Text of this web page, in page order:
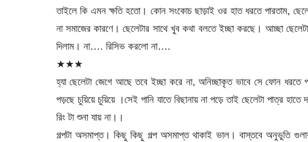
তাইলে কি এমন ক্ষতি হতো। কোন সংকোচ ছাড়াই ওর হাত ধরতে পারতাম,
না সমাজের কারণে। ছেলেটার সাথে খুব কথা বলতে ইচ্ছা করছে। আচ্ছা
দিলাম। না…. রিসিভ করলো না….
★★★
হ্যা ছেলেটা জেগে আছে তবে ইচ্ছা করে না, অনিচ্ছাকৃত ভাবে সে ফোন ধরতে
পড়ছে চুয়িয়ে চুয়িয়ে ।সেই পানি যাতে বিছানায় না পড়ে তাই ছেলেটা পাত্র হাতে
রিং টা শুনা যায় না।।
গল্পটা অসমাপ্ত। কিছু কিছু গল্প অসমাপ্ত থাকাই ভাল। বাস্তবে অনুভুতি